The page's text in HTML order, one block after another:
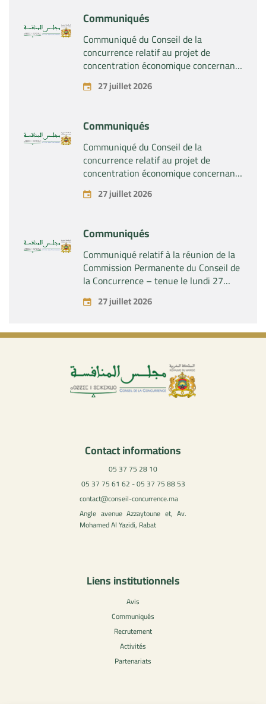
pharmaceutiques « Rilutek » et «
Sabril » détenus par la société « Sanofi
SA »
Communiqués
Communiqué du Conseil de la
concurrence relatif au projet de
concentration économique concernant
la prise du contrôle exclusif par la
société « Plastika Kritis SA » de la
27 juillet 2026
Communiqués
Communiqué du Conseil de la
concurrence relatif au projet de
concentration économique concernant
la prise par la société « Fives SAS » du
contrôle exclusif de la société « Aries
27 juillet 2026
Communiqués
Communiqué relatif à la réunion de la
Commission Permanente du Conseil de
la Concurrence – tenue le lundi 27
juillet 2026
27 juillet 2026
Contact informations
05 37 75 28 10
05 37 75 61 62 - 05 37 75 88 53
contact@conseil-concurrence.ma
Angle avenue Azzaytoune et, Av.
Mohamed Al Yazidi, Rabat
Liens institutionnels
Avis
Communiqués
Recrutement
Activités
Partenariats